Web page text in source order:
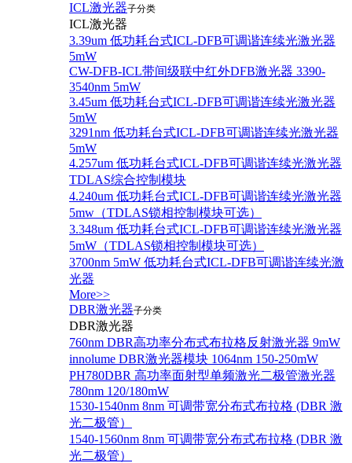
ICL激光器子分类
ICL激光器
3.39um 低功耗台式ICL-DFB可调谐连续光激光器
5mW
CW-DFB-ICL带间级联中红外DFB激光器 3390-
3540nm 5mW
3.45um 低功耗台式ICL-DFB可调谐连续光激光器
5mW
3291nm 低功耗台式ICL-DFB可调谐连续光激光器
5mW
4.257um 低功耗台式ICL-DFB可调谐连续光激光器
TDLAS综合控制模块
4.240um 低功耗台式ICL-DFB可调谐连续光激光器
5mw（TDLAS锁相控制模块可选）
3.348um 低功耗台式ICL-DFB可调谐连续光激光器
5mW（TDLAS锁相控制模块可选）
3700nm 5mW 低功耗台式ICL-DFB可调谐连续光激
光器
More>>
DBR激光器子分类
DBR激光器
760nm DBR高功率分布式布拉格反射激光器 9mW
innolume DBR激光器模块 1064nm 150-250mW
PH780DBR 高功率面射型单频激光二极管激光器
780nm 120/180mW
1530-1540nm 8nm 可调带宽分布式布拉格 (DBR 激
光二极管）
1540-1560nm 8nm 可调带宽分布式布拉格 (DBR 激
光二极管）